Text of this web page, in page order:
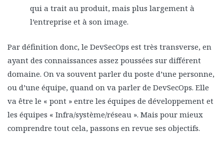
qui a trait au produit, mais plus largement à
l’entreprise et à son image.
Par définition donc, le DevSecOps est très transverse, en
ayant des connaissances assez poussées sur différent
domaine. On va souvent parler du poste d’une personne,
ou d’une équipe, quand on va parler de DevSecOps. Elle
va être le « pont » entre les équipes de développement et
les équipes « Infra/système/réseau ». Mais pour mieux
comprendre tout cela, passons en revue ses objectifs.